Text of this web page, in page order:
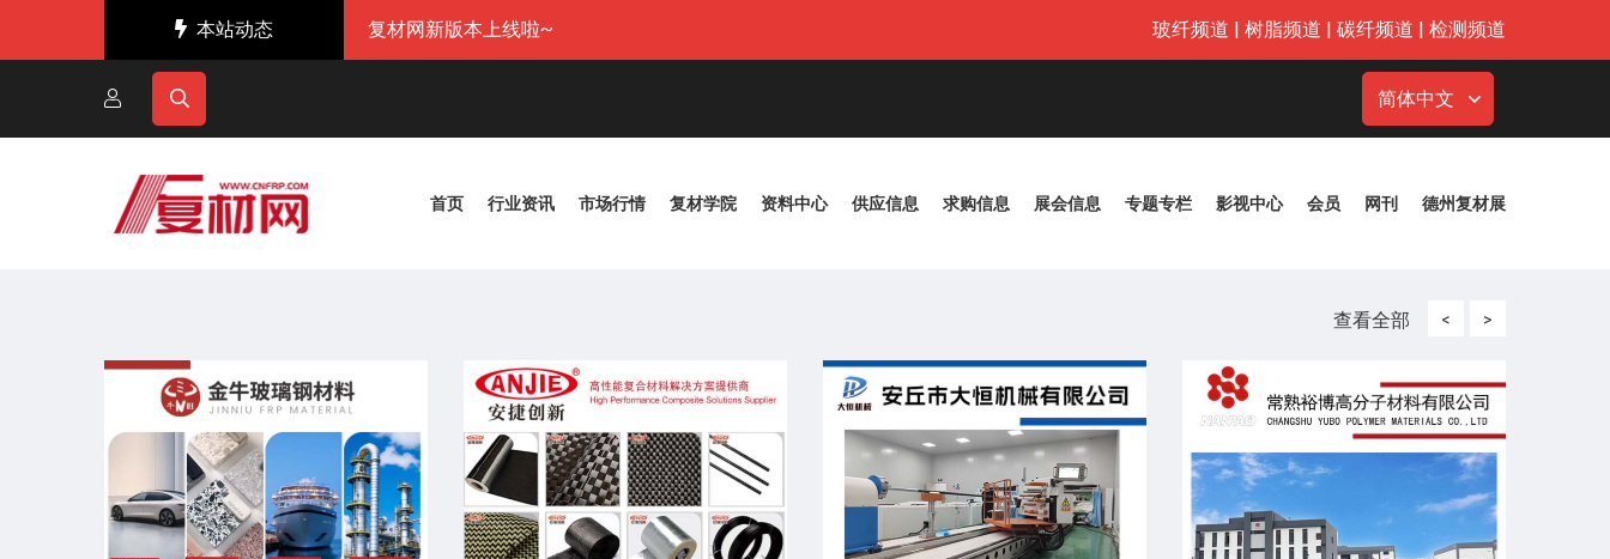
本站动态 复材网新版本上线啦~ 玻纤频道 | 树脂频道 | 碳纤频道 | 检测频道
简体中文
首页 行业资讯 市场行情 复材学院 资料中心 供应信息 求购信息 展会信息 专题专栏 影视中心 会员 网刊 德州复材展
查看全部 < >